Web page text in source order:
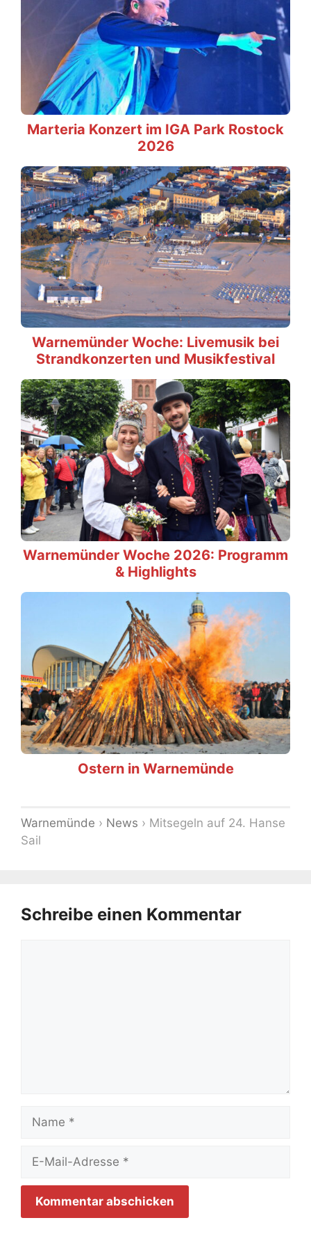
Marteria Konzert im IGA Park Rostock
2026
Warnemünder Woche: Livemusik bei
Strandkonzerten und Musikfestival
Warnemünder Woche 2026: Programm
& Highlights
Ostern in Warnemünde
Warnemünde › News › Mitsegeln auf 24. Hanse
Sail
Schreibe einen Kommentar
Mail-
Adresse